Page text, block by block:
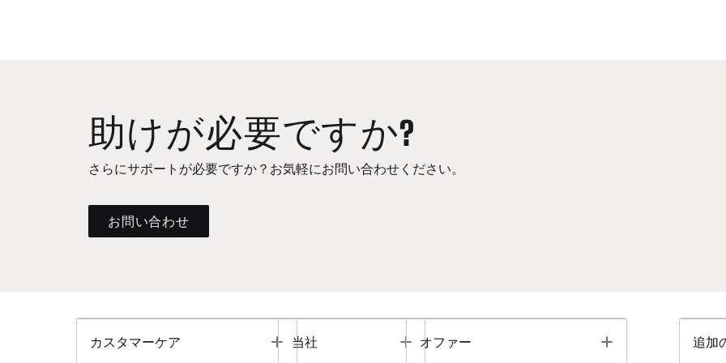
助けが必要ですか?
さらにサポートが必要ですか？お気軽にお問い合わせください。
お問い合わせ
カスタマーケア Toggle
当社 Toggle
オファー Toggle 追加